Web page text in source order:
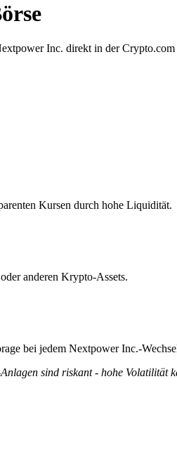
Inc. direkt in der
Kursen durch hohe Liquidität.
anderen Krypto-Assets.
bei jedem Nextpower Inc.-
sind riskant - hohe Volatilität